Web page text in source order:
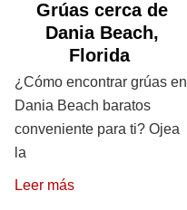
Grúas cerca de
Dania Beach,
Florida
¿Cómo encontrar grúas en
Dania Beach baratos
conveniente para ti? Ojea
la
Leer más